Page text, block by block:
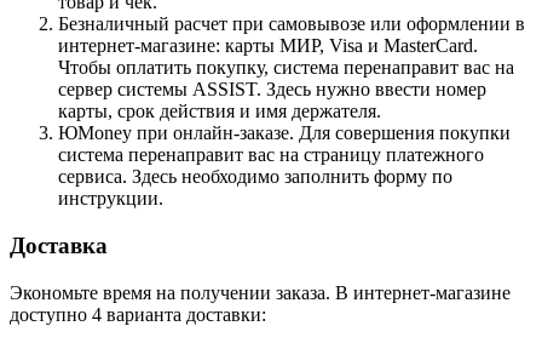
Безналичный расчет при самовывозе или оформлении в
интернет-магазине: карты МИР, Visa и MasterCard.
Чтобы оплатить покупку, система перенаправит вас на
сервер системы ASSIST. Здесь нужно ввести номер
карты, срок действия и имя держателя.
ЮMoney при онлайн-заказе. Для совершения покупки
система перенаправит вас на страницу платежного
сервиса. Здесь необходимо заполнить форму по
инструкции.
Доставка
Экономьте время на получении заказа. В интернет-магазине
доступно 4 варианта доставки: